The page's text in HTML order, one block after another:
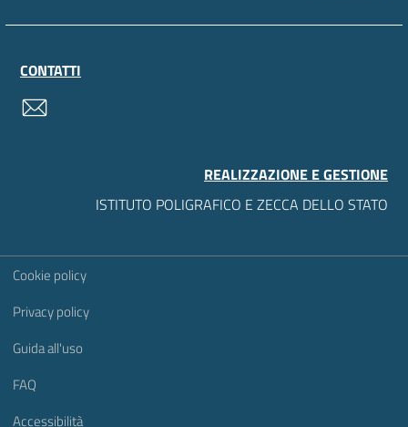
CONTATTI
REALIZZAZIONE E GESTIONE
ISTITUTO POLIGRAFICO E ZECCA DELLO STATO
Sezione Link Utili
Cookie policy
Privacy policy
Guida all'uso
FAQ
Accessibilità